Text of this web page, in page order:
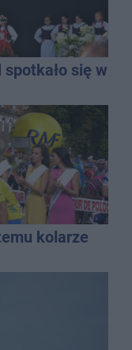
się w
kolarze